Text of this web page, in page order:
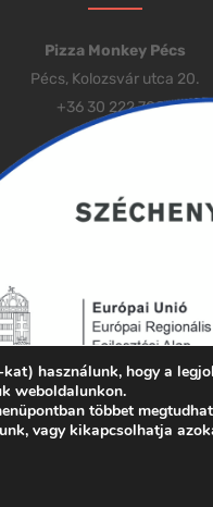
Pizza Monkey Pécs
Pécs, Kolozsvár utca 20.
+36 30 222 7000
használunk, hogy a
weboldalunkon.
többet
vagy kikapcsolhatja